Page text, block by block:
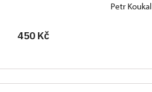
Petr Koukal
450 Kč